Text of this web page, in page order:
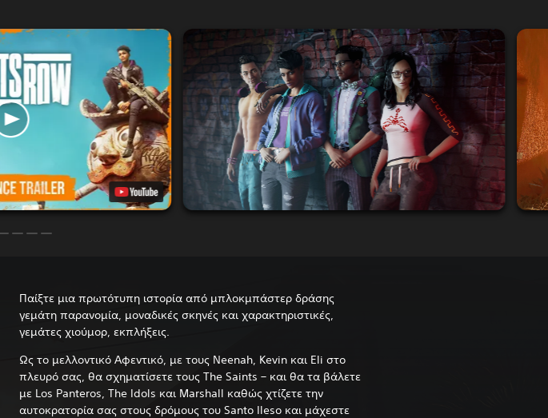
Παίξτε μια πρωτότυπη ιστορία από μπλοκμπάστερ δράσης
γεμάτη παρανομία, μοναδικές σκηνές και χαρακτηριστικές,
γεμάτες χιούμορ, εκπλήξεις.
Ως το μελλοντικό Αφεντικό, με τους Neenah, Kevin και Eli στο
πλευρό σας, θα σχηματίσετε τους The Saints – και θα τα βάλετε
με Los Panteros, The Idols και Marshall καθώς χτίζετε την
αυτοκρατορία σας στους δρόμους του Santo Ileso και μάχεστε